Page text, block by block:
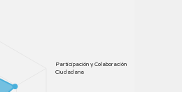
Participación y Colaboración
Ciudadana